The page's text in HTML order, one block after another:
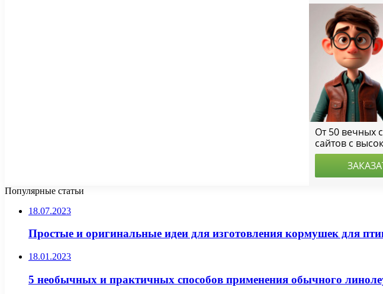
Популярные статьи
18.07.2023
Простые и оригинальные идеи для изготовления кормушек для
18.01.2023
5 необычных и практичных способов применения обычного